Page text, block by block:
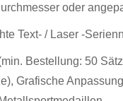
oder
Text- / Laser -
Bestellung: 50
Grafische